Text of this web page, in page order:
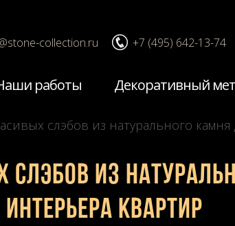
collection.ru +7 (495) 642-13-74
работы Декоративный
слэбов из натурального
из
интерьера квартир